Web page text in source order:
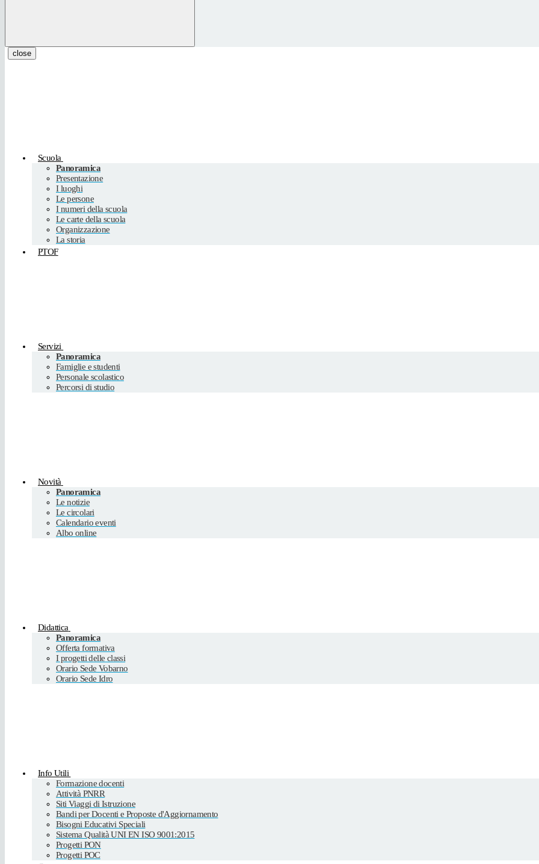
close
Scuola
Panoramica
Presentazione
I luoghi
Le persone
I numeri della scuola
Le carte della scuola
Organizzazione
La storia
PTOF
Servizi
Panoramica
Famiglie e studenti
Personale scolastico
Percorsi di studio
Novità
Panoramica
Le notizie
Le circolari
Calendario eventi
Albo online
Didattica
Panoramica
Offerta formativa
I progetti delle classi
Orario Sede Vobarno
Orario Sede Idro
Info Utili
Formazione docenti
Attività PNRR
Siti Viaggi di Istruzione
Bandi per Docenti e Proposte d'Aggiornamento
Bisogni Educativi Speciali
Sistema Qualità UNI EN ISO 9001:2015
Progetti PON
Progetti POC